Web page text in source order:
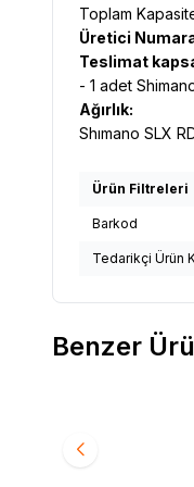
Toplam
Üretici
Teslimat
- 1 adet
Ağırlık:
Shımano SLX
Ürün Filtreleri
Barkod
Tedarikçi Ürün
Benzer
780,00